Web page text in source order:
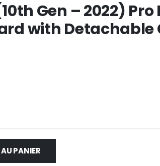
Gen – 2022) Pro
with Detachable
PANIER